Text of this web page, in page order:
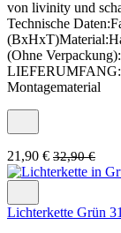
von livinity und
Technische
(Ohne
LIEFERUMFANG:
Montagematerial
21,90 € 32,90 €
Lichterkette Grün